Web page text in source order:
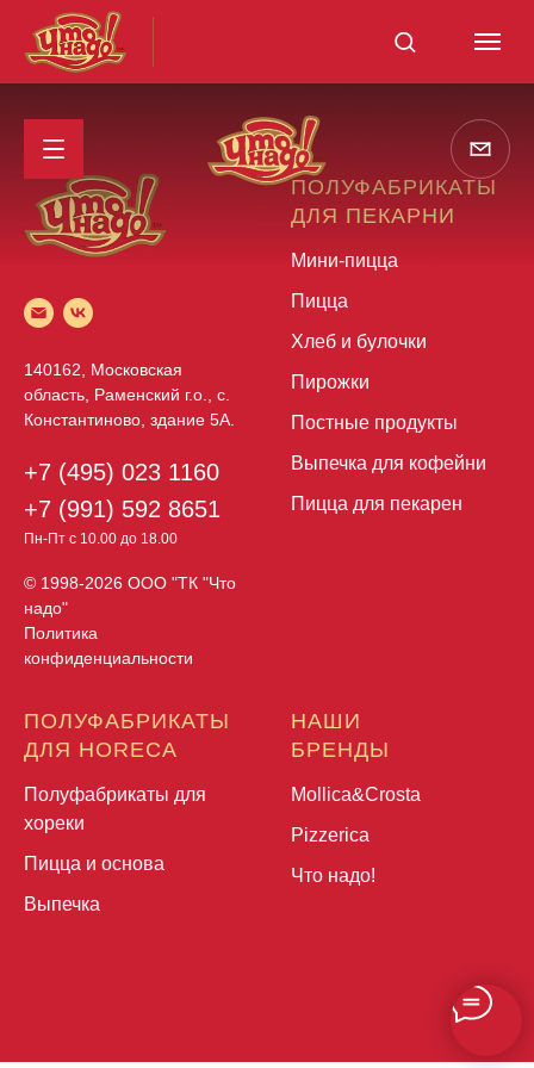
140162, Московская
область, Раменский г.о., с.
Константиново, здание 5А.
+7 (495) 023 1160
+7 (991) 592 8651
Пн-Пт с 10.00 до 18.00
© 1998-2026 ООО "ТК "Что
надо"
Политика
конфиденциальности
ПОЛУФАБРИКАТЫ
ДЛЯ ПЕКАРНИ
Мини-пицца
Пицца
Хлеб и булочки
Пирожки
Постные продукты
Выпечка для кофейни
Пицца для пекарен
ПОЛУФАБРИКАТЫ
ДЛЯ HORECA
Полуфабрикаты для
хореки
Пицца и основа
Выпечка
НАШИ
БРЕНДЫ
Mollica&Crosta
Pizzerica
Что надо!